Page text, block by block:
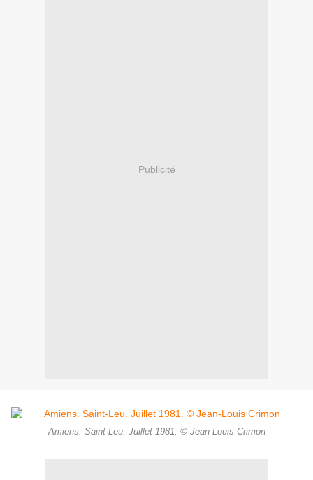
Publicité
Amiens. Saint-Leu. Juillet 1981. © Jean-Louis Crimon